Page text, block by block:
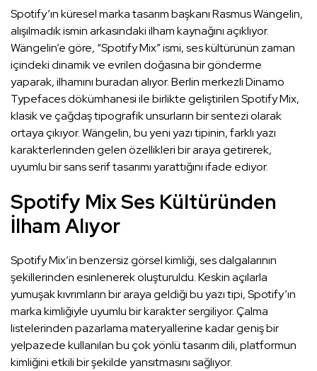
Spotify’ın küresel marka tasarım başkanı Rasmus Wängelin,
alışılmadık ismin arkasındaki ilham kaynağını açıklıyor.
Wängelin’e göre, “Spotify Mix” ismi, ses kültürünün zaman
içindeki dinamik ve evrilen doğasına bir gönderme
yaparak, ilhamını buradan alıyor. Berlin merkezli Dinamo
Typefaces dökümhanesi ile birlikte geliştirilen Spotify Mix,
klasik ve çağdaş tipografik unsurların bir sentezi olarak
ortaya çıkıyor. Wängelin, bu yeni yazı tipinin, farklı yazı
karakterlerinden gelen özellikleri bir araya getirerek,
uyumlu bir sans serif tasarımı yarattığını ifade ediyor.
Spotify Mix Ses Kültüründen
İlham Alıyor
Spotify Mix’in benzersiz görsel kimliği, ses dalgalarının
şekillerinden esinlenerek oluşturuldu. Keskin açılarla
yumuşak kıvrımların bir araya geldiği bu yazı tipi, Spotify’ın
marka kimliğiyle uyumlu bir karakter sergiliyor. Çalma
listelerinden pazarlama materyallerine kadar geniş bir
yelpazede kullanılan bu çok yönlü tasarım dili, platformun
kimliğini etkili bir şekilde yansıtmasını sağlıyor.